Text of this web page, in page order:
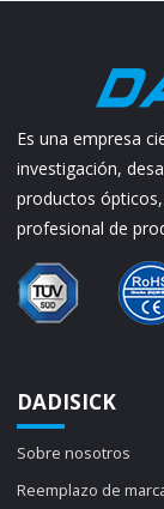
Es una empresa
investigación,
productos
profesional de
DADISICK
Sobre nosotros
Reemplazo de